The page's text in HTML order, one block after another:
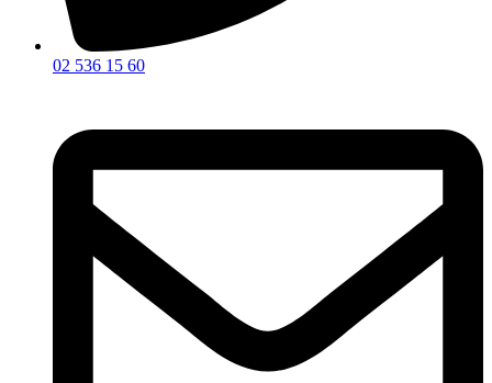
02 536 15 60